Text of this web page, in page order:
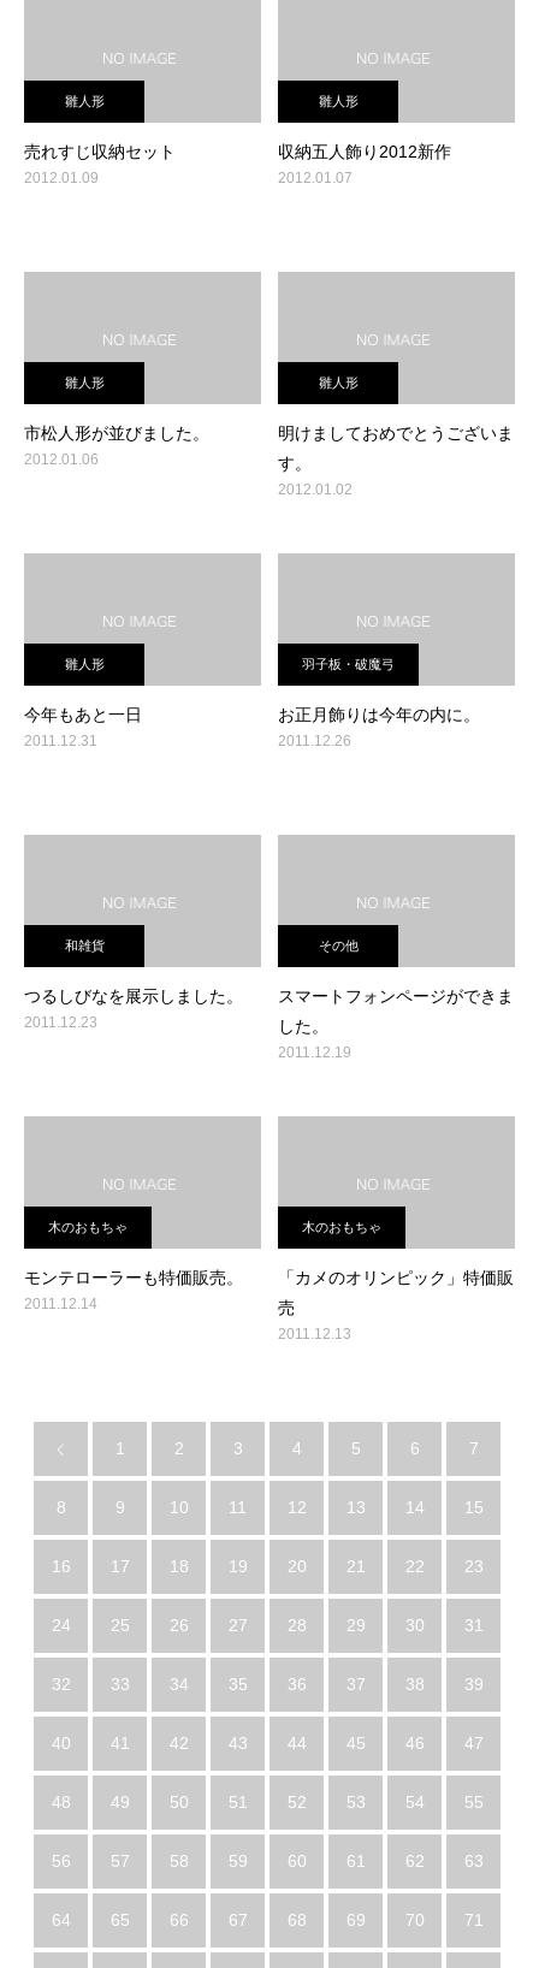
雛人形
売れすじ収納セット
2012.01.09
雛人形
収納五人飾り2012新作
2012.01.07
雛人形
市松人形が並びました。
2012.01.06
雛人形
明けましておめでとうございま
す。
2012.01.02
雛人形
今年もあと一日
2011.12.31
羽子板・破魔弓
お正月飾りは今年の内に。
2011.12.26
和雑貨
つるしびなを展示しました。
2011.12.23
その他
スマートフォンページができま
した。
2011.12.19
木のおもちゃ
モンテローラーも特価販売。
2011.12.14
木のおもちゃ
「カメのオリンピック」特価販
売
2011.12.13
1 2 3 4 5 6 7
8 9 10 11 12 13 14 15
16 17 18 19 20 21 22 23
24 25 26 27 28 29 30 31
32 33 34 35 36 37 38 39
40 41 42 43 44 45 46 47
48 49 50 51 52 53 54 55
56 57 58 59 60 61 62 63
64 65 66 67 68 69 70 71